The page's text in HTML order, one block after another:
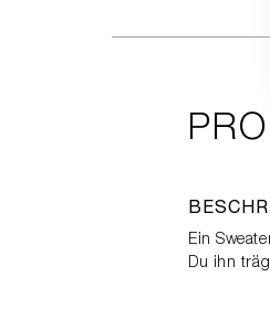
Ein
Du ihn